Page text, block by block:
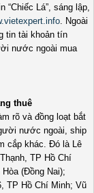
Lá”, sáng lập,
. Ngoài
tin tài khoản tín
nước ngoài mua
thuê
rõ và đồng loạt bắt
nước ngoài, ship
cắp khác. Đó là Lê
TP Hồ Chí
(Đồng Nai);
TP Hồ Chí Minh; Vũ